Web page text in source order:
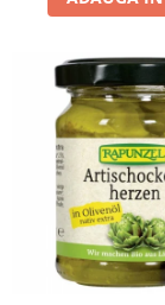
Indulcitori bio
Inghetata bio si
Ingrediente bio
Masline bio si
Antipasti bio
Masline bio
Pesto bio
Musli si terci